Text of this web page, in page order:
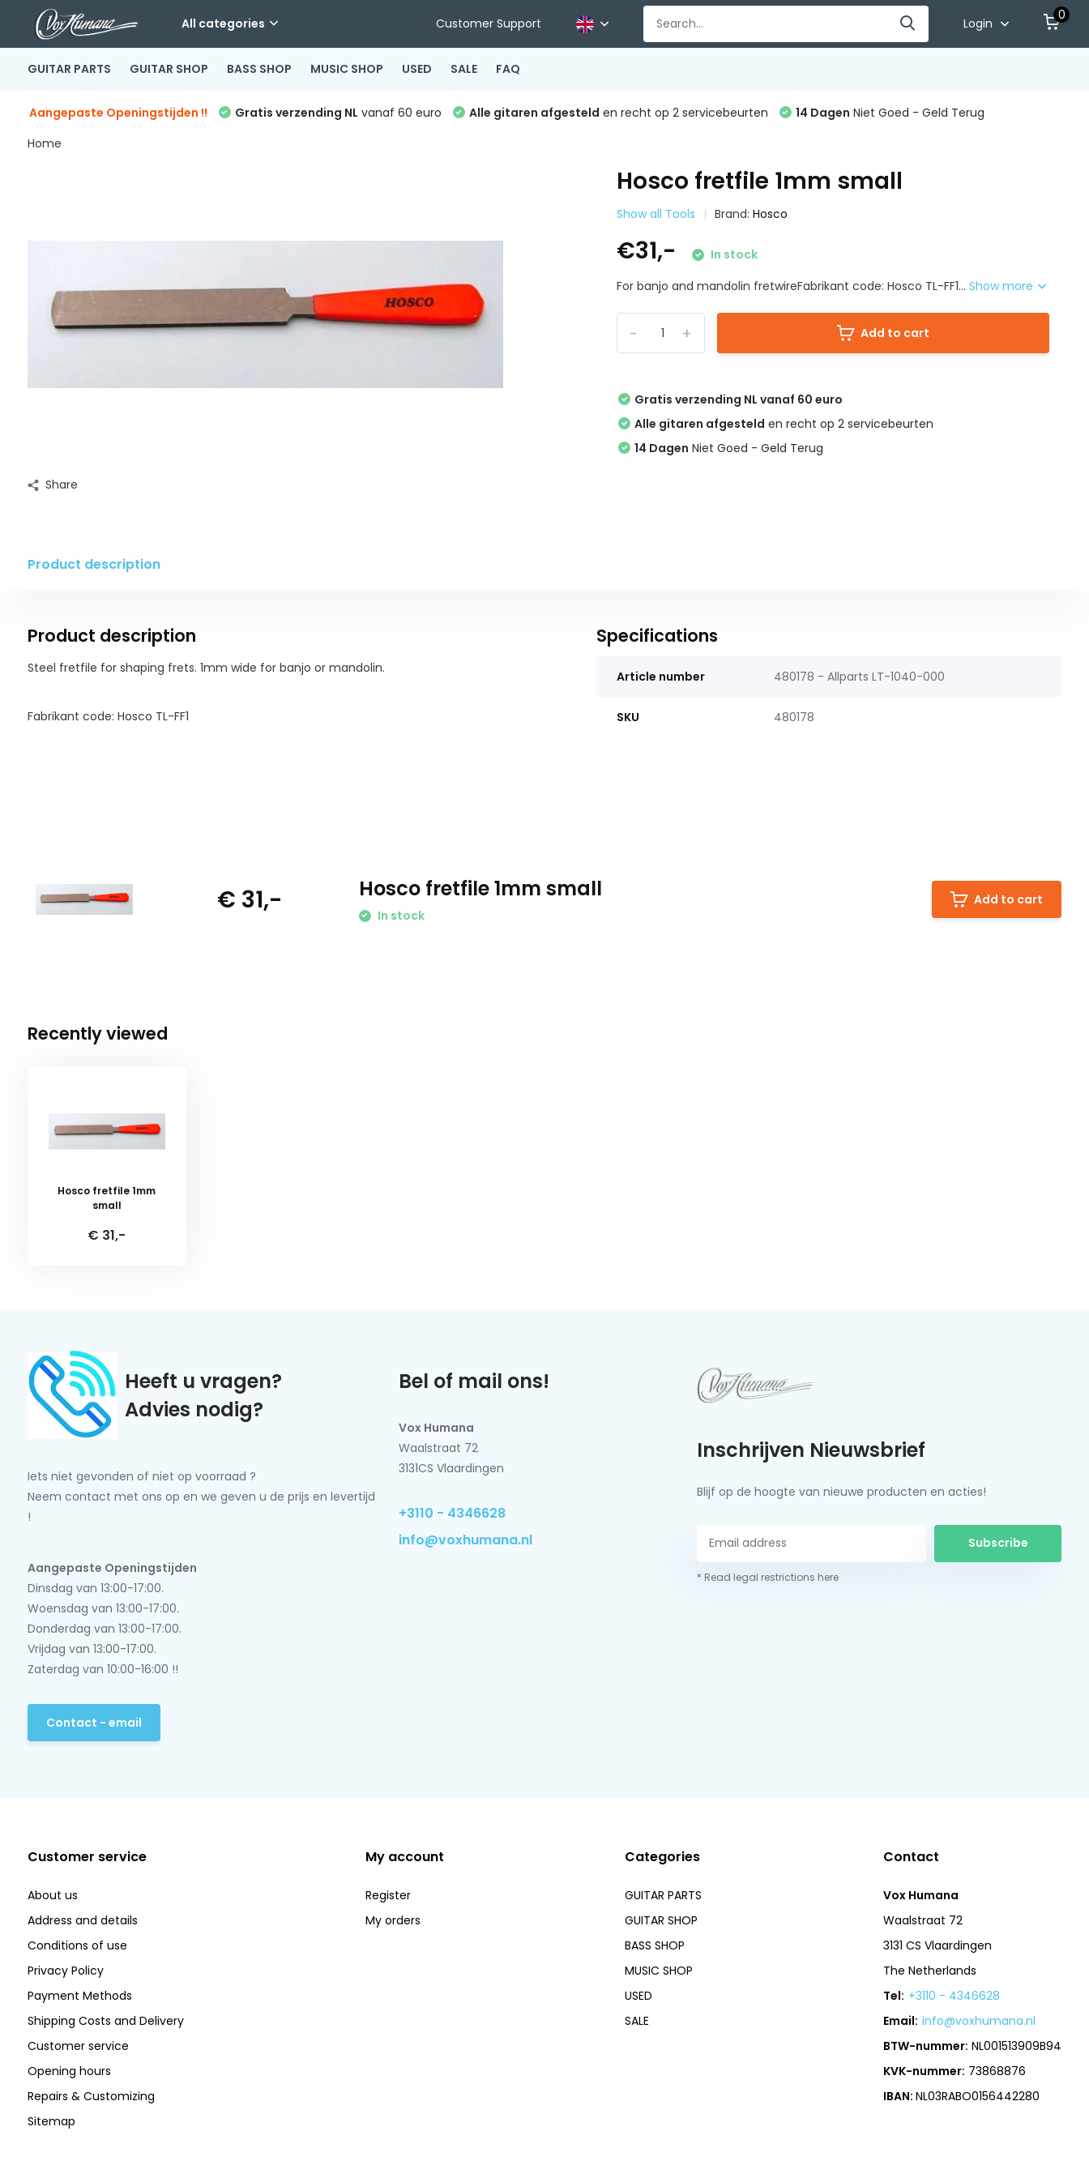
All categories Customer Support Login
0
GUITAR PARTS GUITAR SHOP BASS SHOP MUSIC SHOP USED SALE FAQ
Aangepaste Openingstijden !! Gratis verzending NL vanaf 60 euro Alle gitaren afgesteld en recht op 2 servicebeurten 14 Dagen Niet Goed - Geld Terug
Home
Share
Hosco fretfile 1mm small
Show all Tools Brand:Hosco
€31,-
In stock
For banjo and mandolin fretwireFabrikant code: Hosco TL-FF1...Show more
+
- Add to cart
Gratis verzending NL vanaf 60 euro
Alle gitaren afgesteld en recht op 2 servicebeurten
14 Dagen Niet Goed - Geld Terug
Product description
Product description
Steel fretfile for shaping frets. 1mm wide for banjo or mandolin.
Fabrikant code: Hosco TL-FF1
Specifications
Article number 480178 - Allparts LT-1040-000
SKU 480178
€ 31,- Hosco fretfile 1mm small
In stock
Add to cart
Recently viewed
Hosco fretfile 1mm
small
€ 31,-
Heeft u vragen?
Advies nodig?
Iets niet gevonden of niet op voorraad ?
Neem contact met ons op en we geven u de prijs en levertijd
!
Aangepaste Openingstijden
Dinsdag van 13:00-17:00.
Woensdag van 13:00-17:00.
Donderdag van 13:00-17:00.
Vrijdag van 13:00-17:00.
Zaterdag van 10:00-16:00 !!
Contact - email
Bel of mail ons!
Vox Humana
Waalstraat 72
3131CS Vlaardingen
+3110 - 4346628
info@voxhumana.nl
Inschrijven Nieuwsbrief
Blijf op de hoogte van nieuwe producten en acties!
Subscribe
* Read legal restrictions here
Customer service
About us
Address and details
Conditions of use
Privacy Policy
Payment Methods
Shipping Costs and Delivery
Customer service
Opening hours
Repairs & Customizing
Sitemap
My account
Register
My orders
Categories
GUITAR PARTS
GUITAR SHOP
BASS SHOP
MUSIC SHOP
USED
SALE
Contact
Vox Humana
Waalstraat 72
3131 CS Vlaardingen
The Netherlands
Tel: +3110 - 4346628
Email: info@voxhumana.nl
BTW-nummer: NL001513909B94
KVK-nummer: 73868876
IBAN:NL03RABO0156442280